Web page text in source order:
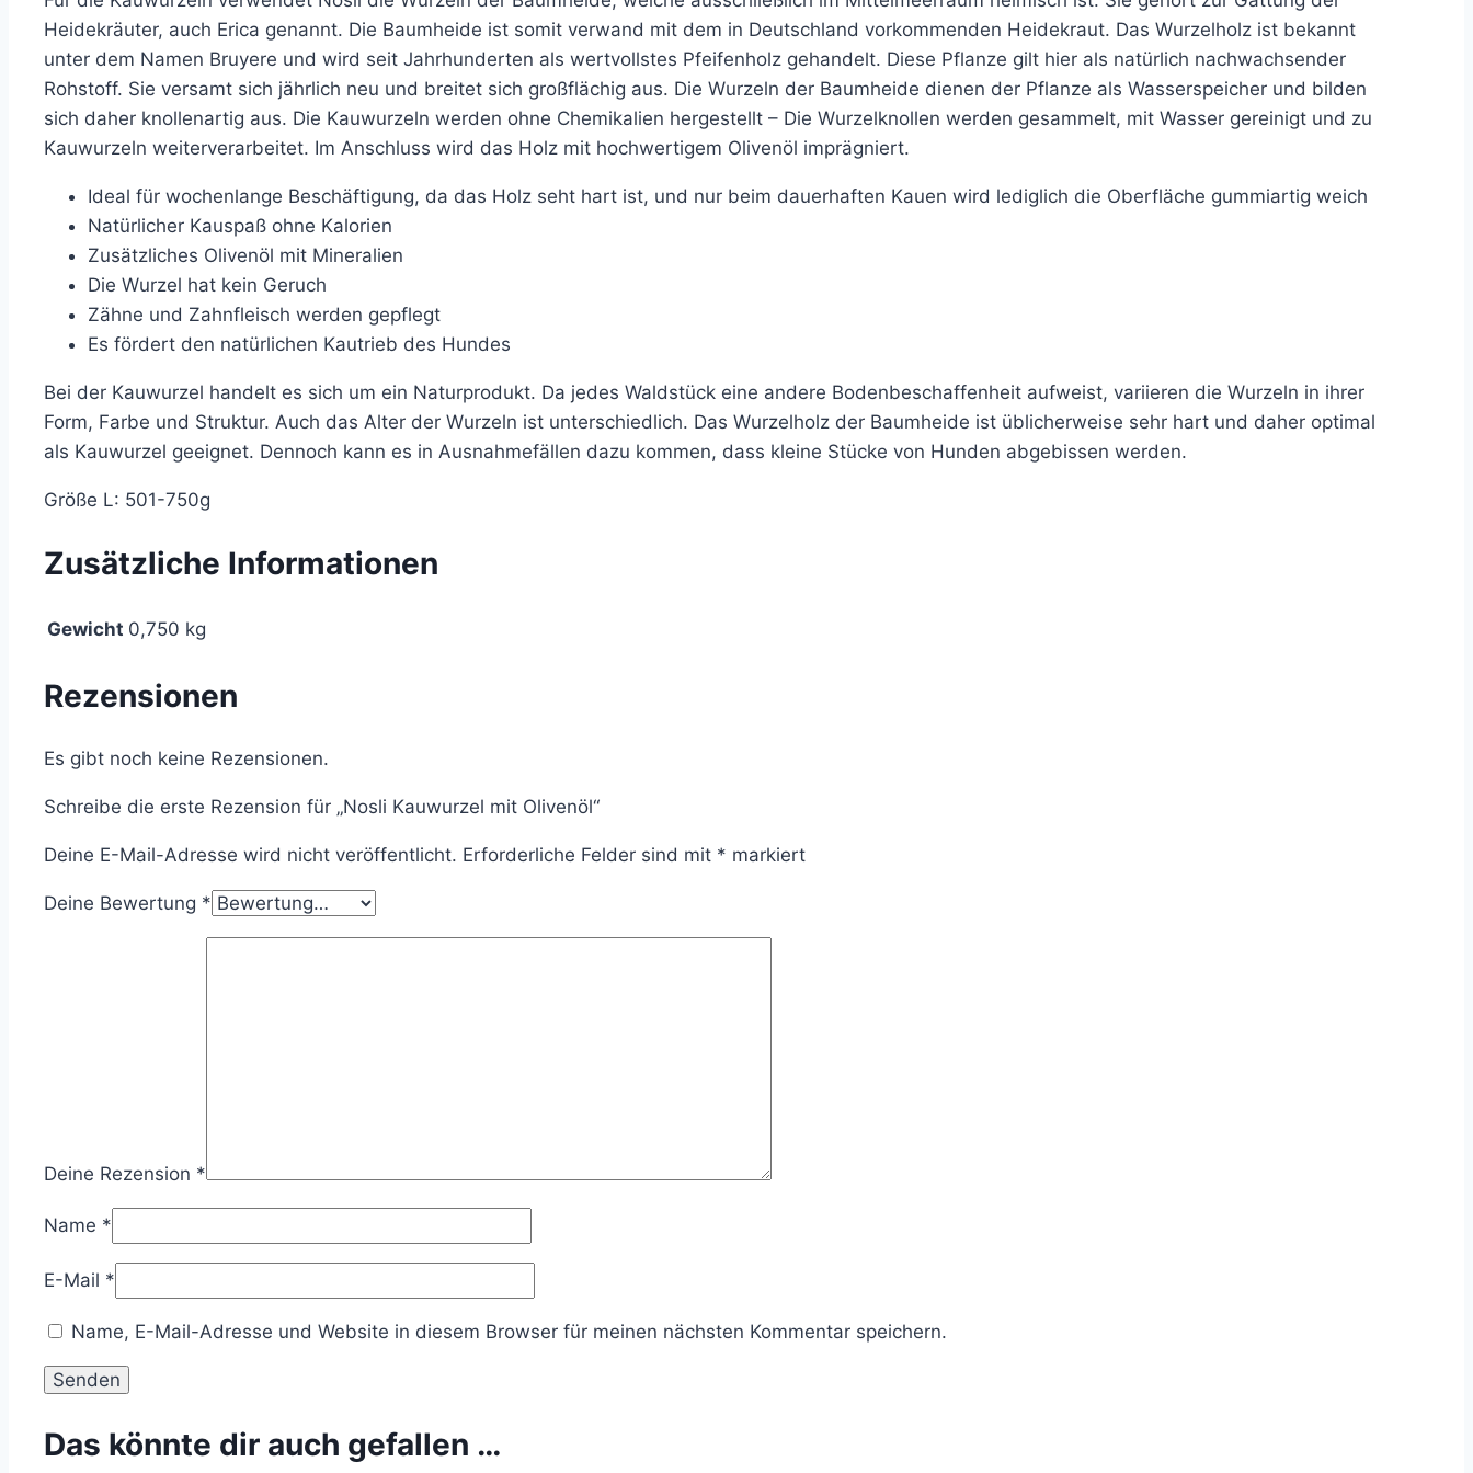
Heidekräuter, auch Erica genannt. Die Baumheide ist somit verwand mit dem in Deutschland vorkommenden Heidekraut. Das Wurzelholz ist bekannt
unter dem Namen Bruyere und wird seit Jahrhunderten als wertvollstes Pfeifenholz gehandelt. Diese Pflanze gilt hier als natürlich nachwachsender
Rohstoff. Sie versamt sich jährlich neu und breitet sich großflächig aus. Die Wurzeln der Baumheide dienen der Pflanze als Wasserspeicher und bilden
sich daher knollenartig aus. Die Kauwurzeln werden ohne Chemikalien hergestellt – Die Wurzelknollen werden gesammelt, mit Wasser gereinigt und zu
Kauwurzeln weiterverarbeitet. Im Anschluss wird das Holz mit hochwertigem Olivenöl imprägniert.
Ideal für wochenlange Beschäftigung, da das Holz seht hart ist, und nur beim dauerhaften Kauen wird lediglich die Oberfläche gummiartig weich
Natürlicher Kauspaß ohne Kalorien
Zusätzliches Olivenöl mit Mineralien
Die Wurzel hat kein Geruch
Zähne und Zahnfleisch werden gepflegt
Es fördert den natürlichen Kautrieb des Hundes
Bei der Kauwurzel handelt es sich um ein Naturprodukt. Da jedes Waldstück eine andere Bodenbeschaffenheit aufweist, variieren die Wurzeln in ihrer
Form, Farbe und Struktur. Auch das Alter der Wurzeln ist unterschiedlich. Das Wurzelholz der Baumheide ist üblicherweise sehr hart und daher optimal
als Kauwurzel geeignet. Dennoch kann es in Ausnahmefällen dazu kommen, dass kleine Stücke von Hunden abgebissen werden.
Größe L: 501-750g
Zusätzliche Informationen
Gewicht 0,750 kg
Rezensionen
Es gibt noch keine Rezensionen.
Schreibe die erste Rezension für „Nosli Kauwurzel mit Olivenöl“
Deine E-Mail-Adresse wird nicht veröffentlicht. Erforderliche Felder sind mit * markiert
Deine Bewertung *
Deine Rezension *
Name *
E-Mail *
Name, E-Mail-Adresse und Website in diesem Browser für meinen nächsten Kommentar speichern.
Das könnte dir auch gefallen …